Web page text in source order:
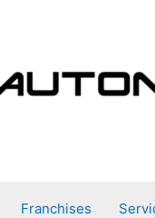
Franchises